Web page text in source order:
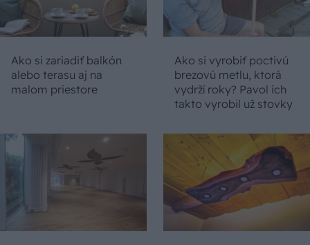
Ako si zariadiť balkón
alebo terasu aj na
malom priestore
Ako si vyrobiť poctivú
brezovú metlu, ktorá
vydrží roky? Pavol ich
takto vyrobil už stovky